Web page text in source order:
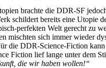
brachte die DDR-SF
schildert bereits eine Utopie
perfekten Welt gerecht zu
mischten sich immer wieder
die DDR-Science-Fiction
Fiction lief lange unter dem
die wir haben wollen!“